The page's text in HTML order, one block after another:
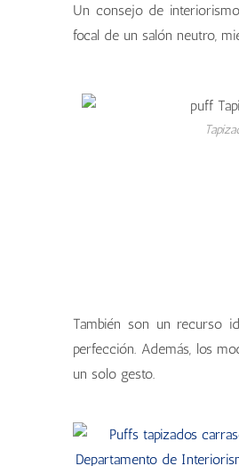
Un consejo de
focal de un salón neutro,
También son un recurso
perfección. Además, los
un solo gesto.